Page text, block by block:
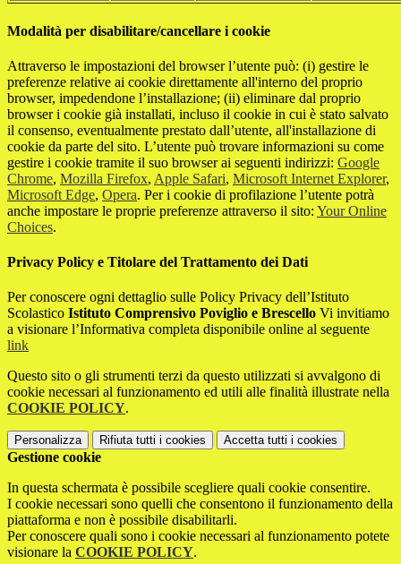
Modalità per disabilitare/cancellare i cookie
Attraverso le impostazioni del browser l’utente può: (i) gestire le
preferenze relative ai cookie direttamente all'interno del proprio
browser, impedendone l’installazione; (ii) eliminare dal proprio
browser i cookie già installati, incluso il cookie in cui è stato salvato
il consenso, eventualmente prestato dall’utente, all'installazione di
cookie da parte del sito. L’utente può trovare informazioni su come
gestire i cookie tramite il suo browser ai seguenti indirizzi: Google
Chrome, Mozilla Firefox, Apple Safari, Microsoft Internet Explorer,
Microsoft Edge, Opera. Per i cookie di profilazione l’utente potrà
anche impostare le proprie preferenze attraverso il sito: Your Online
Choices.
Privacy Policy e Titolare del Trattamento dei Dati
Per conoscere ogni dettaglio sulle Policy Privacy dell’Istituto
Scolastico Istituto Comprensivo Poviglio e Brescello Vi invitiamo
a visionare l’Informativa completa disponibile online al seguente
link
Questo sito o gli strumenti terzi da questo utilizzati si avvalgono di
cookie necessari al funzionamento ed utili alle finalità illustrate nella
COOKIE POLICY.
Personalizza Rifiuta tutti i cookies Accetta tutti i cookies
Gestione cookie
In questa schermata è possibile scegliere quali cookie consentire.
I cookie necessari sono quelli che consentono il funzionamento della
piattaforma e non è possibile disabilitarli.
Per conoscere quali sono i cookie necessari al funzionamento potete
visionare la COOKIE POLICY.